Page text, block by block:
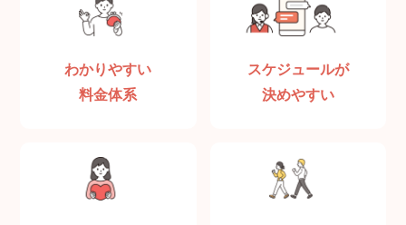
わかりやすい
料金体系
スケジュールが
決めやすい